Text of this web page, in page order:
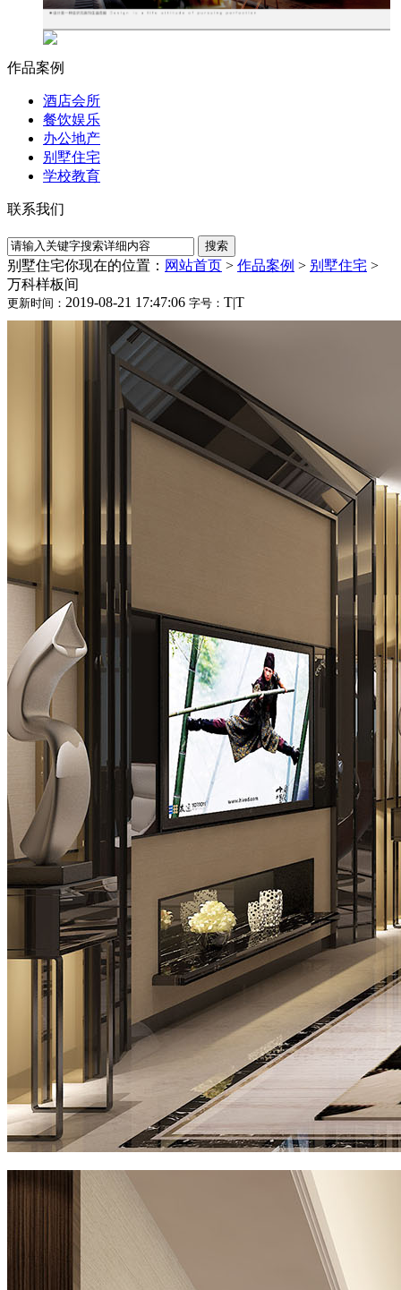
作品案例
酒店会所
餐饮娱乐
办公地产
别墅住宅
学校教育
联系我们
别墅住宅你现在的位置： 网站首页 > 作品案例 > 别墅住宅 >
万科样板间
更新时间： 2019-08-21 17:47:06 字号： T|T